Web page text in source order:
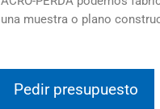
una muestra o plano
Pedir presupuesto